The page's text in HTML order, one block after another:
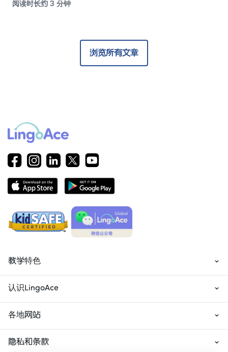
阅读时长约 3 分钟
浏览所有文章
教学特色
认识LingoAce
各地网站
隐私和条款